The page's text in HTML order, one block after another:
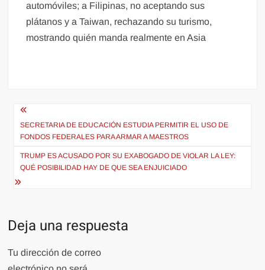
automóviles; a Filipinas, no aceptando sus
plátanos y a Taiwan, rechazando su turismo,
mostrando quién manda realmente en Asia
Navegación
de
entradas
SECRETARIA DE EDUCACIÓN ESTUDIA PERMITIR EL USO DE
FONDOS FEDERALES PARA ARMAR A MAESTROS
TRUMP ES ACUSADO POR SU EXABOGADO DE VIOLAR LA LEY:
QUÉ POSIBILIDAD HAY DE QUE SEA ENJUICIADO
Deja una respuesta
Tu dirección de correo